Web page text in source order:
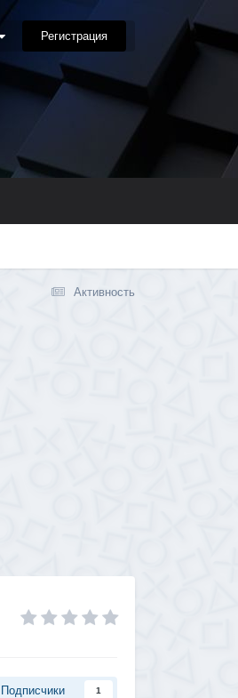
Регистрация
Активность
Подписчики 1